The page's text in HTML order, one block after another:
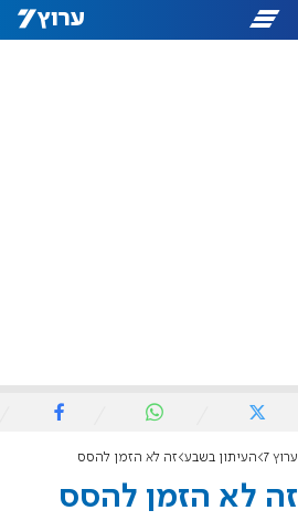
ערוץ 7 העיתון בשבע זה לא הזמן להסס
זה לא הזמן להסס